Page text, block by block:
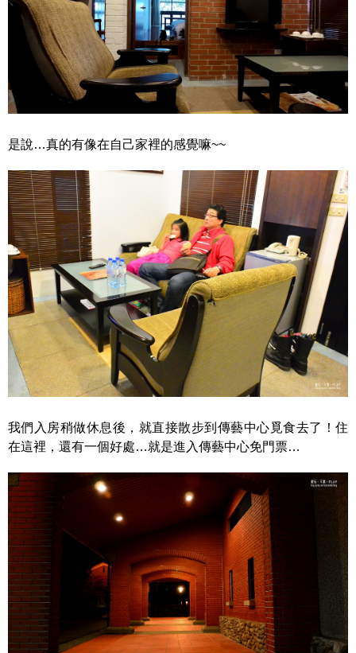
是說…真的有像在自己家裡的感覺嘛~~
我們入房稍做休息後，就直接散步到傳藝中心覓食去了！住
在這裡，還有一個好處…就是進入傳藝中心免門票…